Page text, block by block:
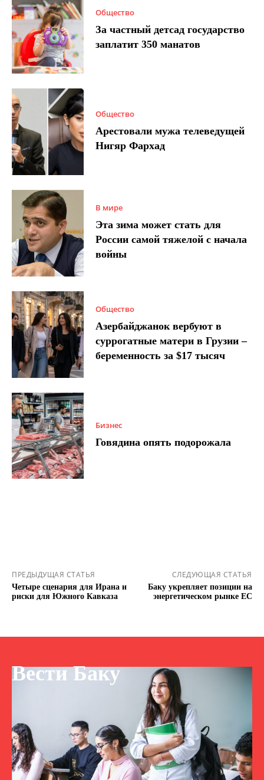
Общество
За частный детсад государство
заплатит 350 манатов
Общество
Арестовали мужа телеведущей
Нигяр Фархад
В мире
Эта зима может стать для
России самой тяжелой с начала
войны
Общество
Азербайджанок вербуют в
суррогатные матери в Грузии –
беременность за $17 тысяч
Бизнес
Говядина опять подорожала
ПРЕДЫДУЩАЯ СТАТЬЯ
Четыре сценария для Ирана и
риски для Южного Кавказа
СЛЕДУЮЩАЯ СТАТЬЯ
Баку укрепляет позиции на
энергетическом рынке ЕС
Вести Баку